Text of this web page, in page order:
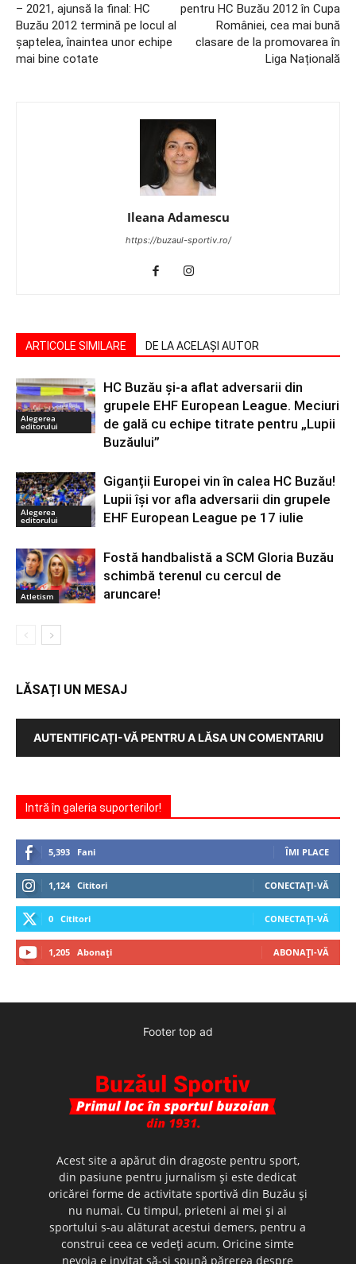
– 2021, ajunsă la final: HC
Buzău 2012 termină pe locul al
șaptelea, înaintea unor echipe
mai bine cotate
pentru HC Buzău 2012 în Cupa
României, cea mai bună
clasare de la promovarea în
Liga Națională
Ileana Adamescu
https://buzaul-sportiv.ro/
ARTICOLE SIMILARE DE LA ACELAȘI AUTOR
Alegerea
editorului
HC Buzău și-a aflat adversarii din
grupele EHF European League. Meciuri
de gală cu echipe titrate pentru „Lupii
Buzăului”
Alegerea
editorului
Giganții Europei vin în calea HC Buzău!
Lupii își vor afla adversarii din grupele
EHF European League pe 17 iulie
Atletism
Fostă handbalistă a SCM Gloria Buzău
schimbă terenul cu cercul de
aruncare!
LĂSAȚI UN MESAJ
AUTENTIFICAȚI-VĂ PENTRU A LĂSA UN COMENTARIU
Intră în galeria suporterilor!
5,393 Fani ÎMI PLACE
1,124 Cititori CONECTAȚI-VĂ
0 Cititori CONECTAȚI-VĂ
1,205 Abonați ABONAȚI-VĂ
Footer top ad
Acest site a apărut din dragoste pentru sport,
din pasiune pentru jurnalism şi este dedicat
oricărei forme de activitate sportivă din Buzău şi
nu numai. Cu timpul, prieteni ai mei şi ai
sportului s-au alăturat acestui demers, pentru a
construi ceea ce vedeţi acum. Oricine simte
nevoia e invitat să-şi spună părerea despre